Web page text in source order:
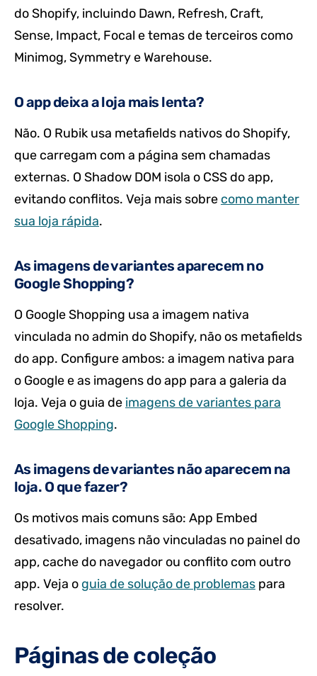
do Shopify, incluindo Dawn, Refresh, Craft,
Sense, Impact, Focal e temas de terceiros como
Minimog, Symmetry e Warehouse.
O app deixa a loja mais lenta?
Não. O Rubik usa metafields nativos do Shopify,
que carregam com a página sem chamadas
externas. O Shadow DOM isola o CSS do app,
evitando conflitos. Veja mais sobre como manter
sua loja rápida.
As imagens de variantes aparecem no
Google Shopping?
O Google Shopping usa a imagem nativa
vinculada no admin do Shopify, não os metafields
do app. Configure ambos: a imagem nativa para
o Google e as imagens do app para a galeria da
loja. Veja o guia de imagens de variantes para
Google Shopping.
As imagens de variantes não aparecem na
loja. O que fazer?
Os motivos mais comuns são: App Embed
desativado, imagens não vinculadas no painel do
app, cache do navegador ou conflito com outro
app. Veja o guia de solução de problemas para
resolver.
Páginas de coleção